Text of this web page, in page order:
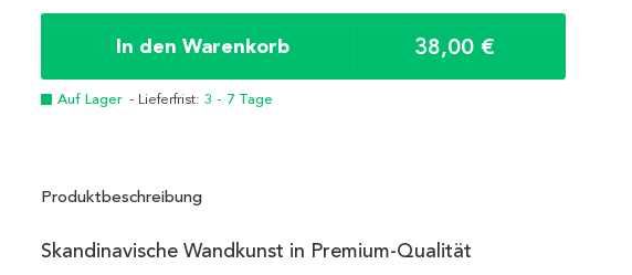
In den Warenkorb 38,00 €
Auf Lager - Lieferfrist: 3 - 7 Tage
Produktbeschreibung
Skandinavische Wandkunst in Premium-Qualität